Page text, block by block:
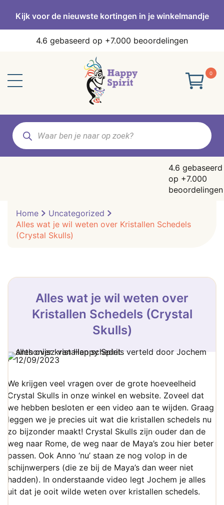
Kijk voor de nieuwste kortingen in je winkelmandje
4.6 gebaseerd op +7.000 beoordelingen
0
Producten
zoeken
4.6 gebaseerd
op +7.000
beoordelingen
Home
Uncategorized
Alles wat je wil weten over Kristallen Schedels
(Crystal Skulls)
Alles wat je wil weten over
Kristallen Schedels (Crystal
Skulls)
12/09/2023
We krijgen veel vragen over de grote hoeveelheid
Crystal Skulls in onze winkel en website. Zoveel dat
we hebben besloten er een video aan te wijden. Graag
leggen we je precies uit wat die kristallen schedels nu
zo bijzonder maakt! Crystal Skulls zijn ouder dan de
weg naar Rome, de weg naar de Maya’s zou hier beter
passen. Ook Anno ‘nu’ staan ze nog volop in de
schijnwerpers (die ze bij de Maya’s dan weer niet
hadden). In onderstaande video legt Jochem je alles
uit dat je ooit wilde weten over kristallen schedels.